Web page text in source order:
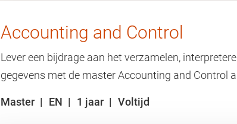
Accounting and Control
Lever een bijdrage aan het verzamelen,
gegevens met de master Accounting and Control
Master EN 1 jaar Voltijd